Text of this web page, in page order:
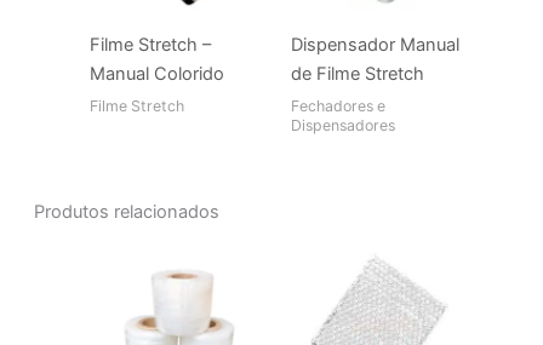
Filme Stretch –
Manual Colorido
Filme Stretch
Dispensador Manual
de Filme Stretch
Fechadores e
Dispensadores
Produtos relacionados